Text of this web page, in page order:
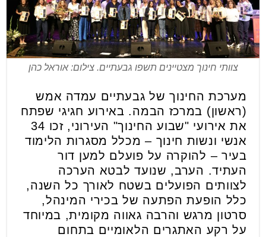
צוותי חינוך מצטיינים תשפו גבעתיים. צילום: אוראל כהן
מערכת החינוך של גבעתיים עמדה אמש
(ראשון) במרכז הבמה. באירוע חגיגי שפתח
את אירועי "שבוע החינוך" העירוני, זכו 34
אנשי ונשות חינוך – מכלל מסגרות הלימוד
בעיר – להוקרה על פועלם למען דור
העתיד. הערב, שנועד לבטא הערכה
לצוותים הפועלים בשטח לאורך כל השנה,
כלל הופעת הפתעה של בכירי המינהל,
סרטון מרגש והרבה גאווה מקומית, במיוחד
על רקע האתגרים הלאומיים בתחום